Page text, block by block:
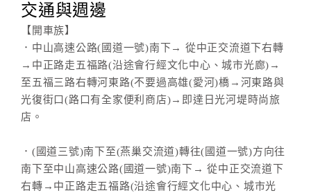
交通與週邊
【開車族】
．中山高速公路(國道一號)南下→ 從中正交流道下右轉
→中正路走五福路(沿途會行經文化中心、城市光廊)→
至五福三路右轉河東路(不要過高雄(愛河)橋→河東路與
光復街口(路口有全家便利商店)→即達日光河堤時尚旅
店。
．(國道三號)南下至(燕巢交流道)轉往(國道一號)方向往
南下至中山高速公路(國道一號)南下→ 從中正交流道下
右轉→中正路走五福路(沿途會行經文化中心、城市光